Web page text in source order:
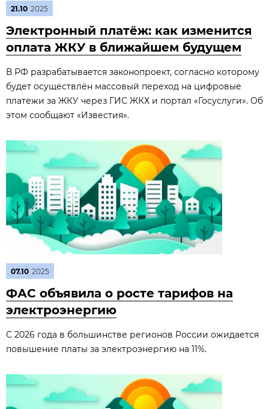
21.10 2025
Электронный платёж: как изменится
оплата ЖКУ в ближайшем будущем
В РФ разрабатывается законопроект, согласно которому
будет осуществлён массовый переход на цифровые
платежи за ЖКУ через ГИС ЖКХ и портал «Госуслуги». Об
этом сообщают «Известия».
07.10 2025
ФАС объявила о росте тарифов на
электроэнергию
С 2026 года в большинстве регионов России ожидается
повышение платы за электроэнергию на 11%.